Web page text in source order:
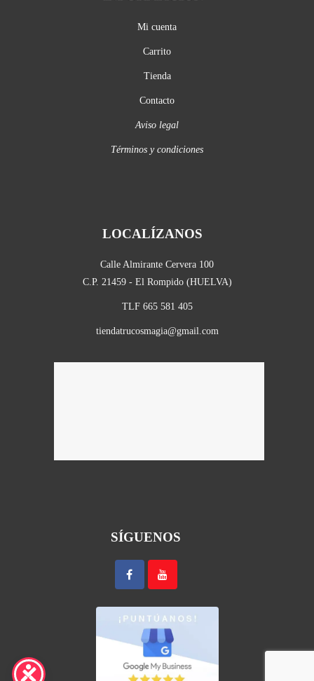
Mi cuenta
Carrito
Tienda
Contacto
Aviso legal
Términos y condiciones
LOCALÍZANOS
Calle Almirante Cervera 100
C.P. 21459 - El Rompido (HUELVA)
TLF 665 581 405
tiendatrucosmagia@gmail.com
SÍGUENOS